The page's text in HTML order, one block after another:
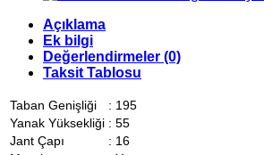
Açıklama
Ek bilgi
Değerlendirmeler (0)
Taksit Tablosu
Taban Genişliği : 195
Yanak Yüksekliği : 55
Jant Çapı
: 16